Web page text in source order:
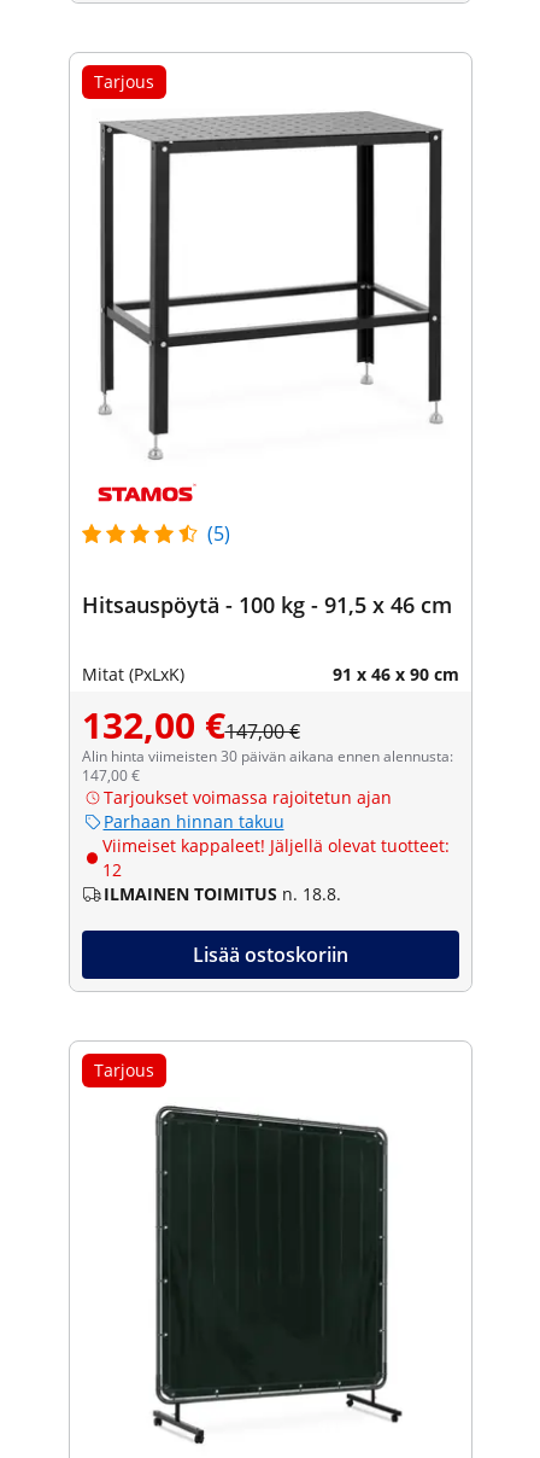
Tarjous
(5)
Hitsauspöytä - 100 kg - 91,5 x 46 cm
Mitat (PxLxK) 91 x 46 x 90 cm
132,00 €147,00 €
Alin hinta viimeisten 30 päivän aikana ennen alennusta:
147,00 €
Tarjoukset voimassa rajoitetun ajan
Parhaan hinnan takuu
Viimeiset kappaleet! Jäljellä olevat tuotteet:
12
ILMAINEN TOIMITUS n. 18.8.
Lisää ostoskoriin
Tarjous